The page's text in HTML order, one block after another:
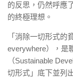
的反思，仍然呼應
的終極理想。
「消除一切形式的
everywhere），是
（Sustainable
切形式」底下並列